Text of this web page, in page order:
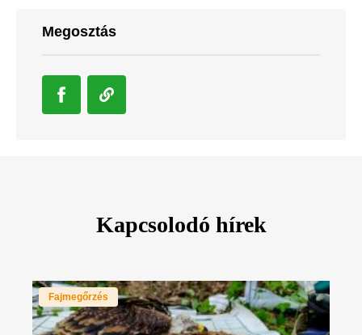
Megosztás
Kapcsolodó hírek
Fajmegőrzés